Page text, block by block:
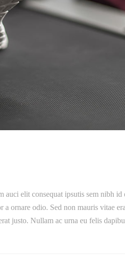
elit consequat ipsutis sem nibh
ornare odio. Sed non mauris vitae
justo. Nullam ac urna eu felis